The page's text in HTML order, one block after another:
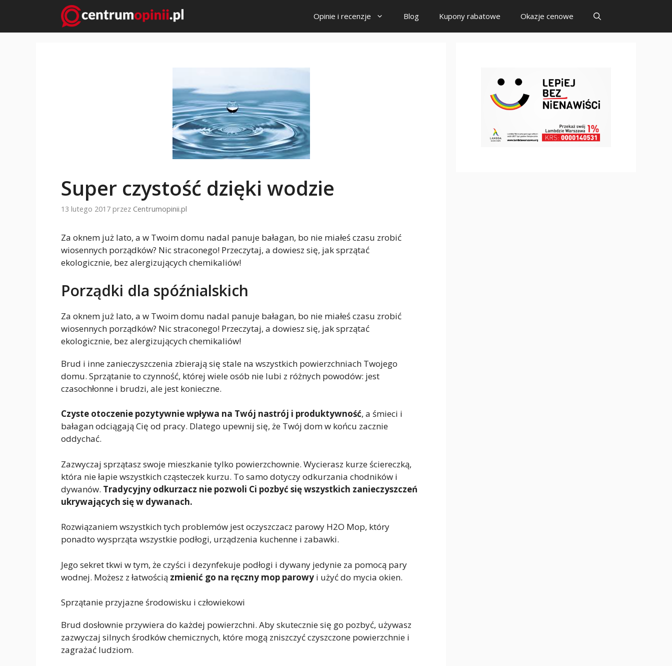
treści
Opinie i recenzje Blog Kupony rabatowe Okazje cenowe
Super czystość dzięki wodzie
13 lutego 2017 przez Centrumopinii.pl
Za oknem już lato, a w Twoim domu nadal panuje bałagan, bo nie miałeś czasu zrobić
wiosennych porządków? Nic straconego! Przeczytaj, a dowiesz się, jak sprzątać
ekologicznie, bez alergizujących chemikaliów!
Porządki dla spóźnialskich
Za oknem już lato, a w Twoim domu nadal panuje bałagan, bo nie miałeś czasu zrobić
wiosennych porządków? Nic straconego! Przeczytaj, a dowiesz się, jak sprzątać
ekologicznie, bez alergizujących chemikaliów!
Brud i inne zanieczyszczenia zbierają się stale na wszystkich powierzchniach Twojego
domu. Sprzątanie to czynność, której wiele osób nie lubi z różnych powodów: jest
czasochłonne i brudzi, ale jest konieczne.
Czyste otoczenie pozytywnie wpływa na Twój nastrój i produktywność, a śmieci i
bałagan odciągają Cię od pracy. Dlatego upewnij się, że Twój dom w końcu zacznie
oddychać.
Zazwyczaj sprzątasz swoje mieszkanie tylko powierzchownie. Wycierasz kurze ściereczką,
która nie łapie wszystkich cząsteczek kurzu. To samo dotyczy odkurzania chodników i
dywanów. Tradycyjny odkurzacz nie pozwoli Ci pozbyć się wszystkich zanieczyszczeń
ukrywających się w dywanach.
Rozwiązaniem wszystkich tych problemów jest oczyszczacz parowy H2O Mop, który
ponadto wysprząta wszystkie podłogi, urządzenia kuchenne i zabawki.
Jego sekret tkwi w tym, że czyści i dezynfekuje podłogi i dywany jedynie za pomocą pary
wodnej. Możesz z łatwością zmienić go na ręczny mop parowy i użyć do mycia okien.
Sprzątanie przyjazne środowisku i człowiekowi
Brud dosłownie przywiera do każdej powierzchni. Aby skutecznie się go pozbyć, używasz
zazwyczaj silnych środków chemicznych, które mogą zniszczyć czyszczone powierzchnie i
zagrażać ludziom.